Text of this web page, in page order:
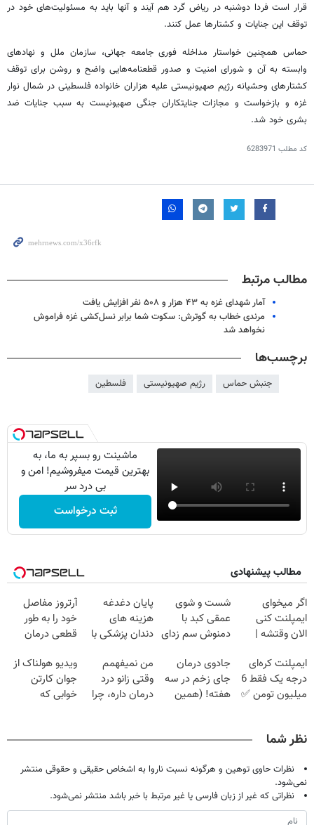
قرار است فردا دوشنبه در ریاض گرد هم آیند و آنها باید به مسئولیت‌های خود در
توقف این جنایات و کشتارها عمل کنند.
حماس همچنین خواستار مداخله فوری جامعه جهانی، سازمان ملل و نهادهای
وابسته به آن و شورای امنیت و صدور قطعنامه‌هایی واضح و روشن برای توقف
کشتارهای وحشیانه رژیم صهیونیستی علیه هزاران خانواده فلسطینی در شمال نوار
غزه و بازخواست و مجازات جنایتکاران جنگی صهیونیست به سبب جنایات ضد
بشری خود شد.
کد مطلب 6283971
مطالب مرتبط
آمار شهدای غزه به ۴۳ هزار و ۵۰۸ نفر افزایش یافت
مرندی خطاب به گوترش: سکوت شما برابر نسل‌کشی غزه فراموش
نخواهد شد
برچسب‌ها
جنبش حماس رژیم صهیونیستی فلسطین
ماشینت رو بسپر به ما، به
بهترین قیمت میفروشیم! امن و
بی درد سر
ثبت درخواست
مطالب پیشنهادی
اگر میخوای
ایمپلنت کنی
الان وقتشه |
میلیون تومان!!!
شست و شوی
عمقی کبد با
دمنوش سم زدای
پایان دغدغه
هزینه های
دندان پزشکی با
خانگی
آرتروز مفاصل
خود را به طور
قطعی درمان
◗پرسش‌نامه◖
ایمپلنت کره‌ای
درجه یک فقط 6
میلیون تومن ✅
جادوی درمان
جای زخم در سه
هفته! (همین
من نمیفهمم
وقتی زانو درد
درمان داره، چرا
ویدیو هولناک از
جوان کارتن
خوابی که
نظر شما
نظرات حاوی توهین و هرگونه نسبت ناروا به اشخاص حقیقی و حقوقی منتشر
نمی‌شود.
نظراتی که غیر از زبان فارسی یا غیر مرتبط با خبر باشد منتشر نمی‌شود.